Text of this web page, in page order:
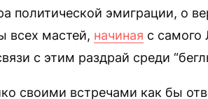
политической эмиграции, о
всех мастей, начиная с самого
с этим раздрай среди
своими встречами как бы